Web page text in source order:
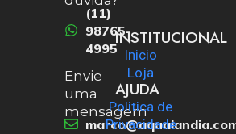
(11)
98765-
4995
Envie
uma
mensagem
INSTITUCIONAL
Inicio
Loja
AJUDA
Politica de
Privacidade